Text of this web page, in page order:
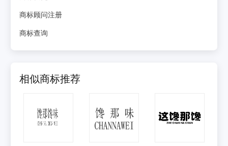
商标顾问注册
商标查询
相似商标推荐